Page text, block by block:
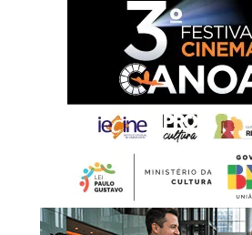
“Hoje entregamos
mais do que um
Estamos
espaço
acolher nossas
adolescentes com